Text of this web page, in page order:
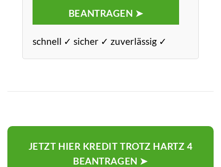
BEANTRAGEN ➤
schnell ✓ sicher ✓ zuverlässig ✓
JETZT HIER KREDIT TROTZ HARTZ 4
BEANTRAGEN ➤